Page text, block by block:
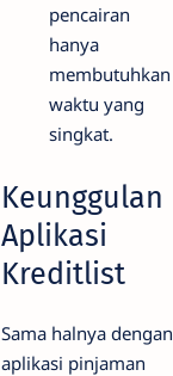
pencairan
hanya
membutuhkan
waktu yang
singkat.
Keunggulan
Aplikasi
Kreditlist
Sama halnya dengan
aplikasi pinjaman